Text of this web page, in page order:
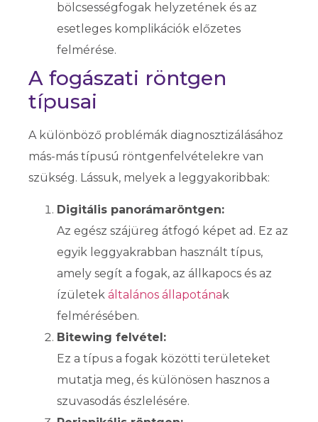
bölcsességfogak helyzetének és az
esetleges komplikációk előzetes
felmérése.
A fogászati röntgen
típusai
A különböző problémák diagnosztizálásához
más-más típusú röntgenfelvételekre van
szükség. Lássuk, melyek a leggyakoribbak:
Digitális panorámaröntgen:
Az egész szájüreg átfogó képet ad. Ez az
egyik leggyakrabban használt típus,
amely segít a fogak, az állkapocs és az
ízületek általános állapotána k
felmérésében.
Bitewing felvétel:
Ez a típus a fogak közötti területeket
mutatja meg, és különösen hasznos a
szuvasodás észlelésére.